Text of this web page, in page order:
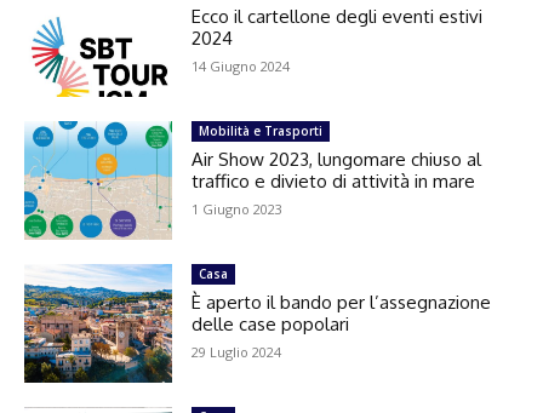
Ecco il cartellone degli eventi estivi
2024
14 Giugno 2024
Mobilità e Trasporti
Air Show 2023, lungomare chiuso al
traffico e divieto di attività in mare
1 Giugno 2023
Casa
È aperto il bando per l’assegnazione
delle case popolari
29 Luglio 2024